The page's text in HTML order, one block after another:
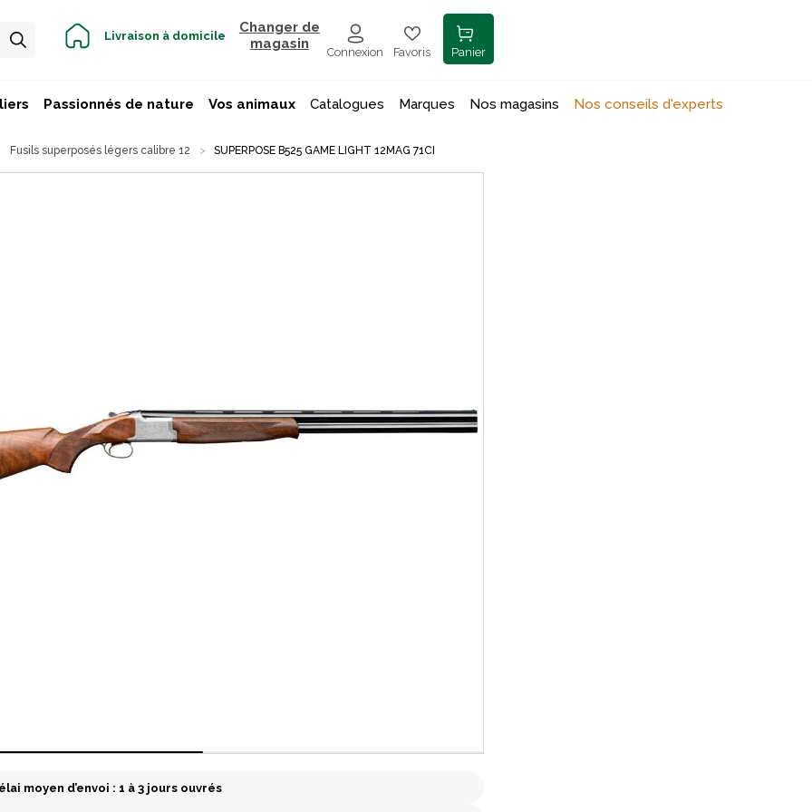
Livraison à domicile
Changer de
magasin
Connexion Favoris Panier
Passionnés de nature Vos animaux Catalogues Marques Nos magasins Nos conseils d'experts
Fusils superposés légers calibre 12 SUPERPOSE B525 GAME LIGHT 12MAG 71CI
moyen d’envoi : 1 à 3 jours ouvrés